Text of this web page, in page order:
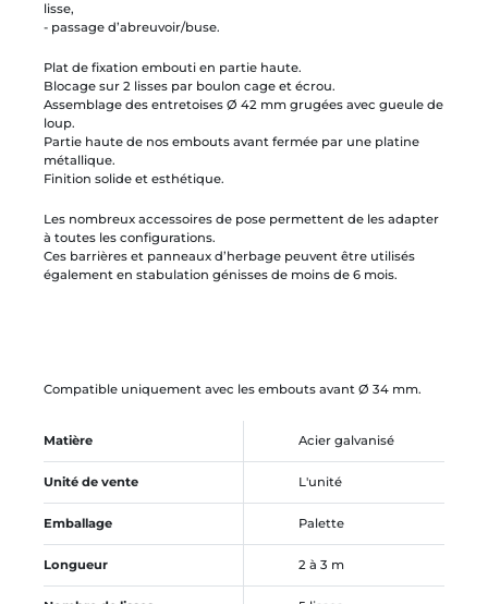
lisse,
- passage d’abreuvoir/buse.
Plat de fixation embouti en partie haute.
Blocage sur 2 lisses par boulon cage et écrou.
Assemblage des entretoises Ø 42 mm grugées avec gueule de
loup.
Partie haute de nos embouts avant fermée par une platine
métallique.
Finition solide et esthétique.
Les nombreux accessoires de pose permettent de les adapter
à toutes les configurations.
Ces barrières et panneaux d’herbage peuvent être utilisés
également en stabulation génisses de moins de 6 mois.
Compatible uniquement avec les embouts avant Ø 34 mm.
Matière Acier galvanisé
Unité de vente L'unité
Emballage Palette
Longueur 2 à 3 m